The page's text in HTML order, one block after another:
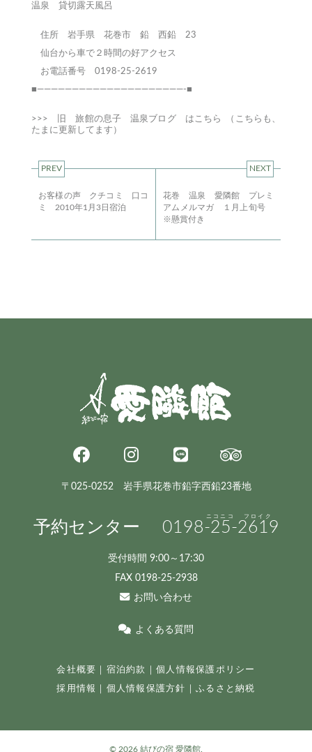
温泉
貸切露天風呂
住所 岩手県 花巻市 鉛 西鉛 23
仙台から車で２時間の好アクセス
お電話番号 0198-25-2619
■—————————————————————-■
>>> 旧 旅館の息子 温泉ブログ はこちら
（こちらも、
たまに更新してます）
PREV
お客様の声 クチコミ 口コ
ミ 2010年1月3日宿泊
NEXT
花巻 温泉 愛隣館 プレミ
アムメルマガ １月上旬号
※懸賞付き
〒025-0252 岩手県花巻市鉛字西鉛23番地
予約センター 0198-25-2619
受付時間 9:00～17:30
FAX 0198-25-2938
お問い合わせ
よくある質問
会社概要 宿泊約款 ｜個人情報保護ポリシー
採用情報 個人情報保護方針 ｜ふるさと納税
© 2026 結びの宿 愛隣館.